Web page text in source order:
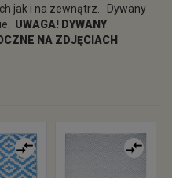
jak i na zewnątrz. Dywany
UWAGA! DYWANY
NA ZDJĘCIACH